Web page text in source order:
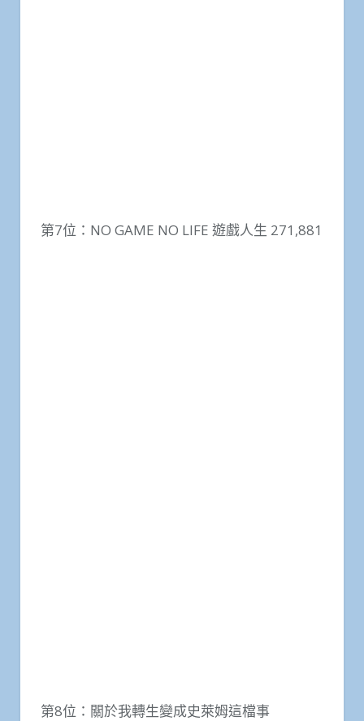
第7位：NO GAME NO LIFE 遊戲人生 271,881
第8位：關於我轉生變成史萊姆這檔事